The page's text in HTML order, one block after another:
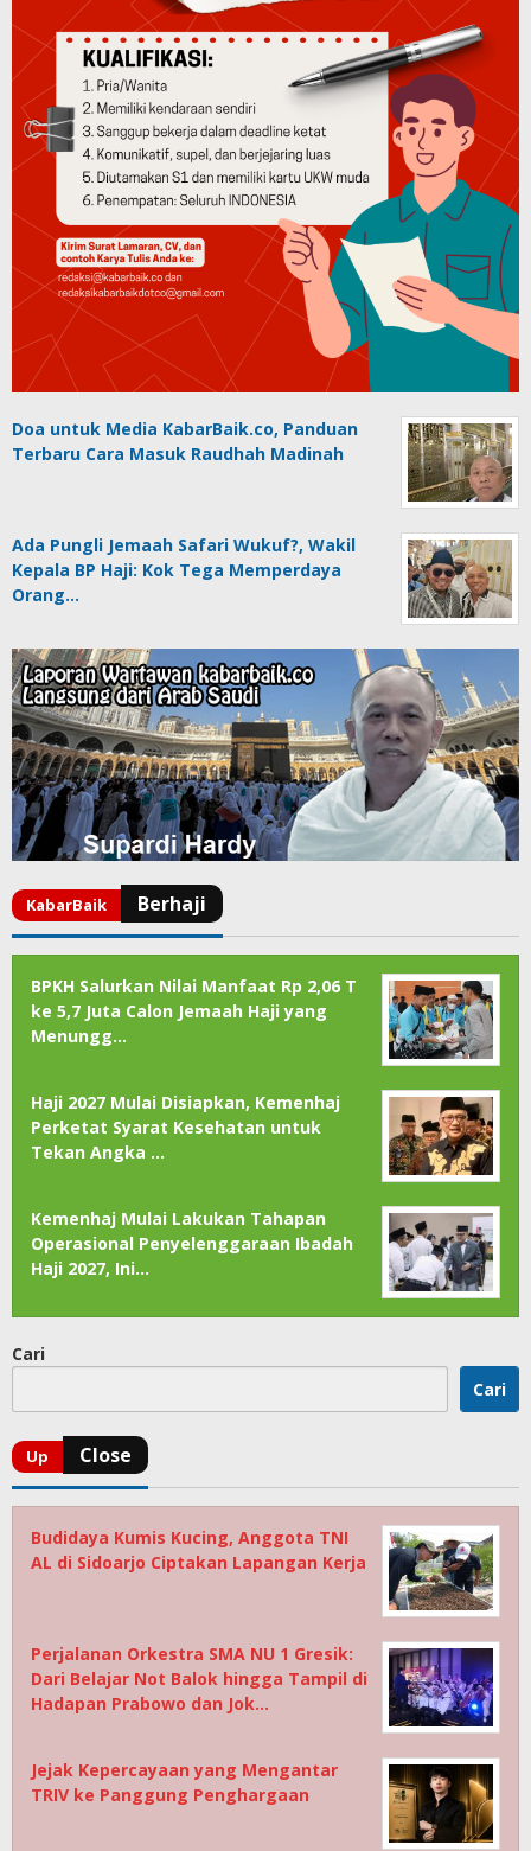
Doa untuk Media KabarBaik.co, Panduan
Terbaru Cara Masuk Raudhah Madinah
Ada Pungli Jemaah Safari Wukuf?, Wakil
Kepala BP Haji: Kok Tega Memperdaya
Orang…
BPKH Salurkan Nilai Manfaat Rp 2,06 T
ke 5,7 Juta Calon Jemaah Haji yang
Menungg…
Haji 2027 Mulai Disiapkan, Kemenhaj
Perketat Syarat Kesehatan untuk
Tekan Angka …
Kemenhaj Mulai Lakukan Tahapan
Operasional Penyelenggaraan Ibadah
Haji 2027, Ini…
Cari
Cari
Budidaya Kumis Kucing, Anggota TNI
AL di Sidoarjo Ciptakan Lapangan Kerja
Perjalanan Orkestra SMA NU 1 Gresik:
Dari Belajar Not Balok hingga Tampil di
Hadapan Prabowo dan Jok…
Jejak Kepercayaan yang Mengantar
TRIV ke Panggung Penghargaan